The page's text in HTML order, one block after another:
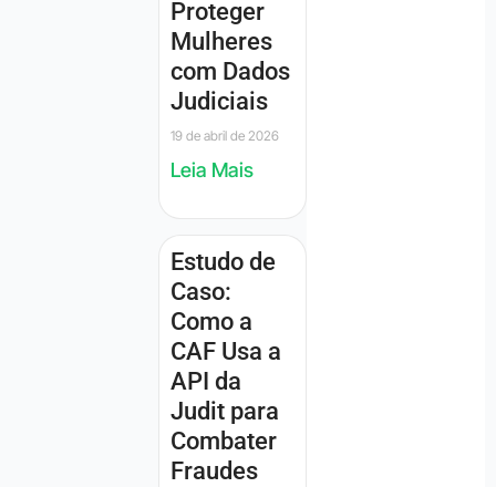
Proteger
Mulheres
com Dados
Judiciais
19 de abril de 2026
Leia Mais
Estudo de
Caso:
Como a
CAF Usa a
API da
Judit para
Combater
Fraudes